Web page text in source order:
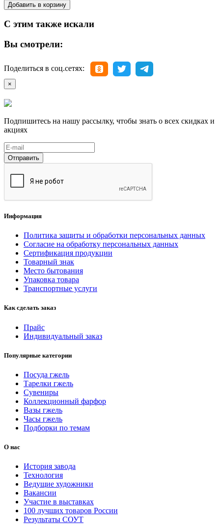
Добавить в корзину
С этим также искали
Вы смотрели:
Поделиться в соц.сетях:
×
Подпишитесь на нашу рассылку, чтобы знать о всех скидках и
акциях
Отправить
Информация
Политика защиты и обработки персональных данных
Согласие на обработку персональных данных
Сертификация продукции
Товарный знак
Место бытования
Упаковка товара
Транспортные услуги
Как сделать заказ
Прайс
Индивидуальный заказ
Популярные категории
Посуда гжель
Тарелки гжель
Сувениры
Коллекционный фарфор
Вазы гжель
Часы гжель
Подборки по темам
О нас
История завода
Технология
Ведущие художники
Вакансии
Участие в выставках
100 лучших товаров России
Результаты СОУТ